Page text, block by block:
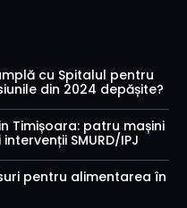
cu Spitalul pentru
din 2024 depășite?
Timișoara: patru mașini
SMURD/IPJ
pentru alimentarea în